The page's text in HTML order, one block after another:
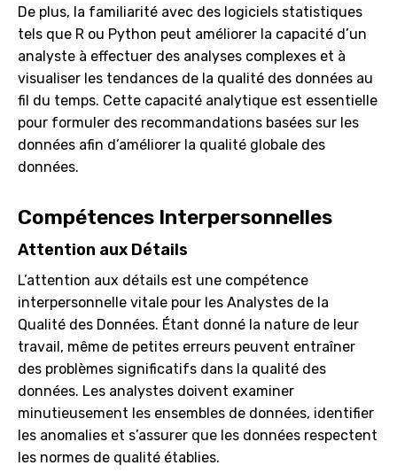
De plus, la familiarité avec des logiciels statistiques
tels que R ou Python peut améliorer la capacité d’un
analyste à effectuer des analyses complexes et à
visualiser les tendances de la qualité des données au
fil du temps. Cette capacité analytique est essentielle
pour formuler des recommandations basées sur les
données afin d’améliorer la qualité globale des
données.
Compétences Interpersonnelles
Attention aux Détails
L’attention aux détails est une compétence
interpersonnelle vitale pour les Analystes de la
Qualité des Données. Étant donné la nature de leur
travail, même de petites erreurs peuvent entraîner
des problèmes significatifs dans la qualité des
données. Les analystes doivent examiner
minutieusement les ensembles de données, identifier
les anomalies et s’assurer que les données respectent
les normes de qualité établies.